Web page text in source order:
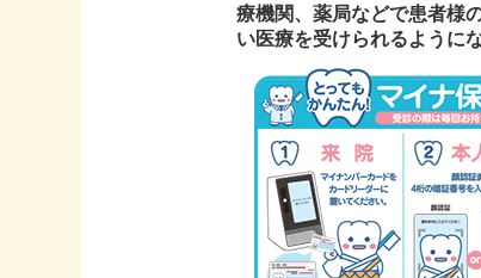
療機関、薬局などで患者様
い医療を受けられるように